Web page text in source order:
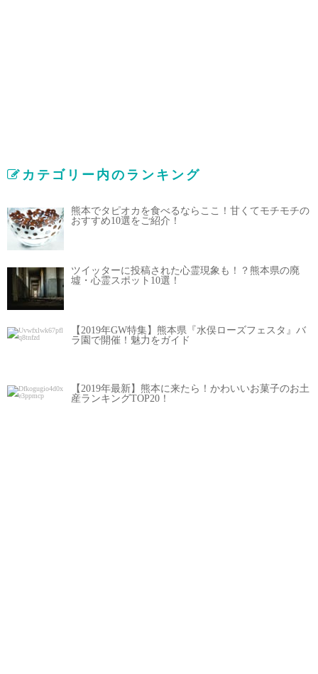
カテゴリー内のランキング
熊本でタピオカを食べるならここ！甘くてモチモチの
おすすめ10選をご紹介！
ツイッターに投稿された心霊現象も！？熊本県の廃
墟・心霊スポット10選！
【2019年GW特集】熊本県『水俣ローズフェスタ』バ
ラ園で開催！魅力をガイド
【2019年最新】熊本に来たら！かわいいお菓子のお土
産ランキングTOP20！